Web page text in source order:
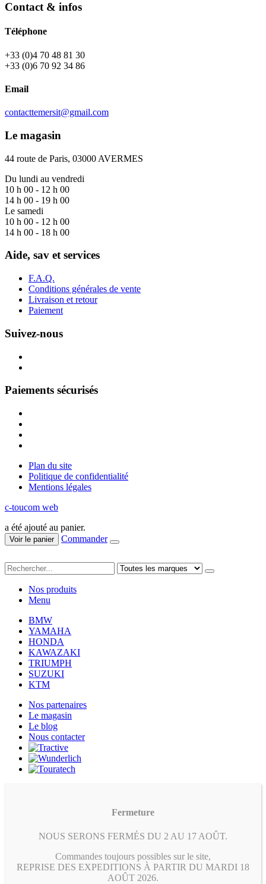
Contact & infos
Téléphone
+33 (0)4 70 48 81 30
+33 (0)6 70 92 34 86
Email
contacttemersit@gmail.com
Le magasin
44 route de Paris, 03000 AVERMES
Du lundi au vendredi
10 h 00 - 12 h 00
14 h 00 - 19 h 00
Le samedi
10 h 00 - 12 h 00
14 h 00 - 18 h 00
Aide, sav et services
F.A.Q.
Conditions générales de vente
Livraison et retour
Paiement
Suivez-nous
Paiements sécurisés
Plan du site
Politique de confidentialité
Mentions légales
c-toucom web
a été ajouté au panier.
Voir le panier Commander
Nos produits
Menu
BMW
YAMAHA
HONDA
KAWAZAKI
TRIUMPH
SUZUKI
KTM
Nos partenaires
Le magasin
Le blog
Nous contacter
Fermeture
NOUS SERONS FERMÉS DU 2 AU 17 AOÛT.
Commandes toujours possibles sur le site,
REPRISE DES EXPEDITIONS À PARTIR DU MARDI 18
AOÛT 2026.